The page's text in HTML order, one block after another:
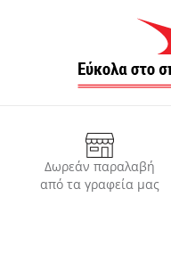
Δωρεάν παραλαβή
από τα γραφεία μας